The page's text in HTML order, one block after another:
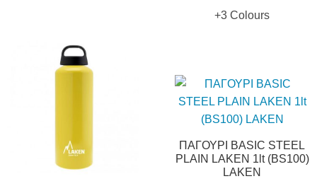
+3 Colours
ΠΑΓΟΥΡΙ BASIC STEEL
PLAIN LAKEN 1lt (BS100)
LAKEN